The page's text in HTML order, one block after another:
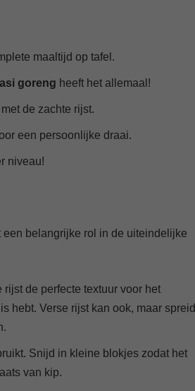
maaltijd op tafel.
goreng heeft het allemaal!
de zachte rijst.
een persoonlijke draai.
niveau!
een belangrijke rol in de uiteindelijke
de perfecte textuur voor het
hebt. Verse rijst kan ook, maar spreid
Snijd in kleine blokjes zodat het
van kip.